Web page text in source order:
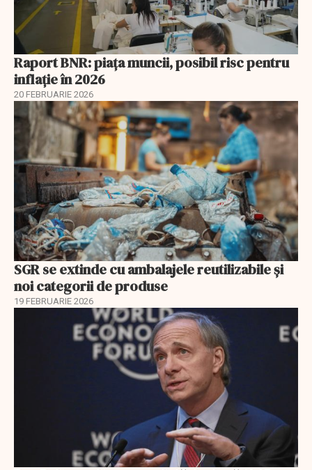
Raport BNR: piața muncii, posibil risc pentru
inflație în 2026
20 FEBRUARIE 2026
SGR se extinde cu ambalajele reutilizabile și
noi categorii de produse
19 FEBRUARIE 2026